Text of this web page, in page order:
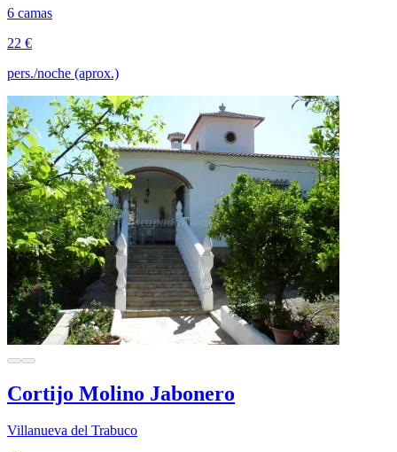
6 camas
22 €
pers./noche (aprox.)
Cortijo Molino Jabonero
Villanueva del Trabuco